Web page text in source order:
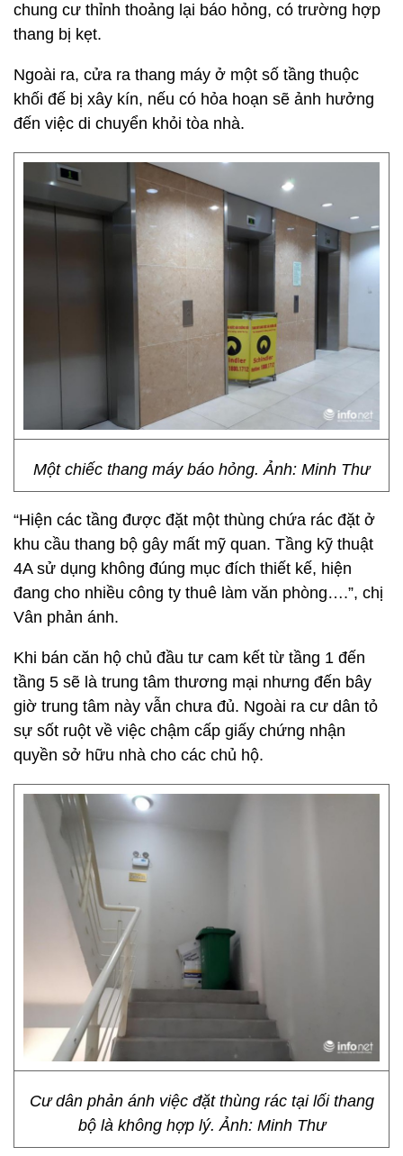
chung cư thỉnh thoảng lại báo hỏng, có trường hợp
thang bị kẹt.
Ngoài ra, cửa ra thang máy ở một số tầng thuộc
khối đế bị xây kín, nếu có hỏa hoạn sẽ ảnh hưởng
đến việc di chuyển khỏi tòa nhà.
Một chiếc thang máy báo hỏng. Ảnh: Minh Thư
“Hiện các tầng được đặt một thùng chứa rác đặt ở
khu cầu thang bộ gây mất mỹ quan. Tầng kỹ thuật
4A sử dụng không đúng mục đích thiết kế, hiện
đang cho nhiều công ty thuê làm văn phòng….”, chị
Vân phản ánh.
Khi bán căn hộ chủ đầu tư cam kết từ tầng 1 đến
tầng 5 sẽ là trung tâm thương mại nhưng đến bây
giờ trung tâm này vẫn chưa đủ. Ngoài ra cư dân tỏ
sự sốt ruột về việc chậm cấp giấy chứng nhận
quyền sở hữu nhà cho các chủ hộ.
Cư dân phản ánh việc đặt thùng rác tại lối thang
bộ là không hợp lý. Ảnh: Minh Thư